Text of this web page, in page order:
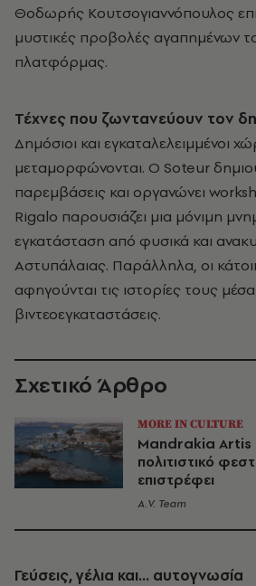
Θοδωρής Κουτσογιαννόπουλος
μυστικές προβολές αγαπημένων
πλατφόρμας.
Τέχνες που ζωντανεύουν τον
Δημόσιοι και εγκαταλελειμμένοι
μεταμορφώνονται. Ο Soteur
παρεμβάσεις και οργανώνει
Rigalo παρουσιάζει μια μόνιμη
εγκατάσταση από φυσικά και
Αστυπάλαιας. Παράλληλα, οι
αφηγούνται τις ιστορίες τους
βιντεοεγκαταστάσεις.
Σχετικό Άρθρο
MORE IN CULTURE
Mandrakia Artis
πολιτιστικό
επιστρέφει
A.V. Team
Γεύσεις, γέλια και... αυτογνωσία